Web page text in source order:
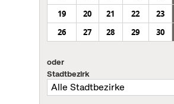
19
20 21 22 23
26
27 28 29 30
oder
Stadtbezirk